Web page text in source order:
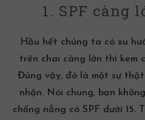
1. SPF càng
Hầu hết chúng ta có xu
trên chai càng lớn thì kem
Đúng vậy, đó là một sự
nhận. Nói chung, bạn
chống nắng có SPF dưới 15.